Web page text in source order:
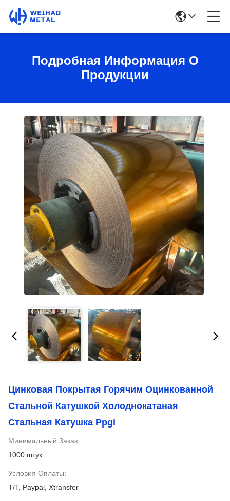
Подробная Информация О
Продукции
Цинковая Покрытая Горячим Оцинкованной
Стальной Катушкой Холоднокатаная
Стальная Катушка Ppgi
Минимальный Заказ:
1000 штук
Условия Оплаты:
T/T, Paypal, Xtransfer